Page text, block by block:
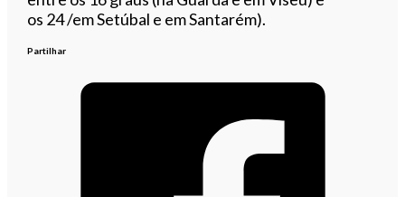
os 24 /em Setúbal e em Santarém).
Partilhar